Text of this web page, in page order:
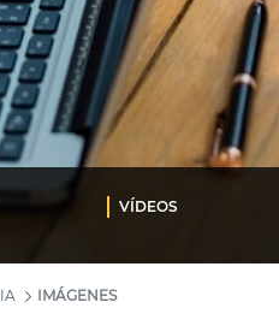
VÍDEOS
IMÁGENES